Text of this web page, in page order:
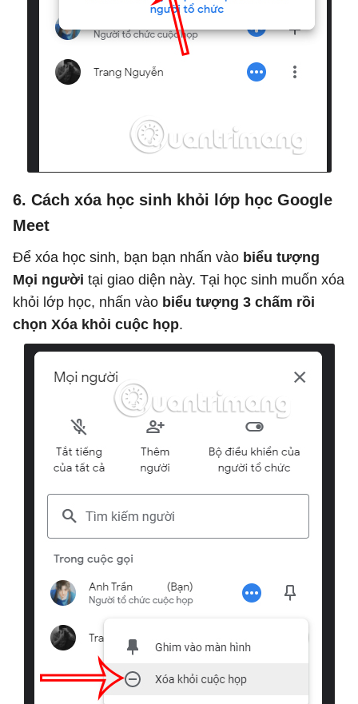
6. Cách xóa học sinh khỏi lớp học Google
Meet
Để xóa học sinh, bạn bạn nhấn vào biểu tượng
Mọi người tại giao diện này. Tại học sinh muốn xóa
khỏi lớp học, nhấn vào biểu tượng 3 chấm rồi
chọn Xóa khỏi cuộc họp.